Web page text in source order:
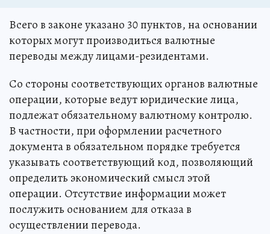
Всего в законе указано 30 пунктов, на основании
которых могут производиться валютные
переводы между лицами-резидентами.
Со стороны соответствующих органов валютные
операции, которые ведут юридические лица,
подлежат обязательному валютному контролю.
В частности, при оформлении расчетного
документа в обязательном порядке требуется
указывать соответствующий код, позволяющий
определить экономический смысл этой
операции. Отсутствие информации может
послужить основанием для отказа в
осуществлении перевода.